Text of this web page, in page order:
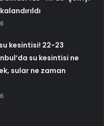
kesintisi! 22-23
su kesintisi ne
sular ne zaman